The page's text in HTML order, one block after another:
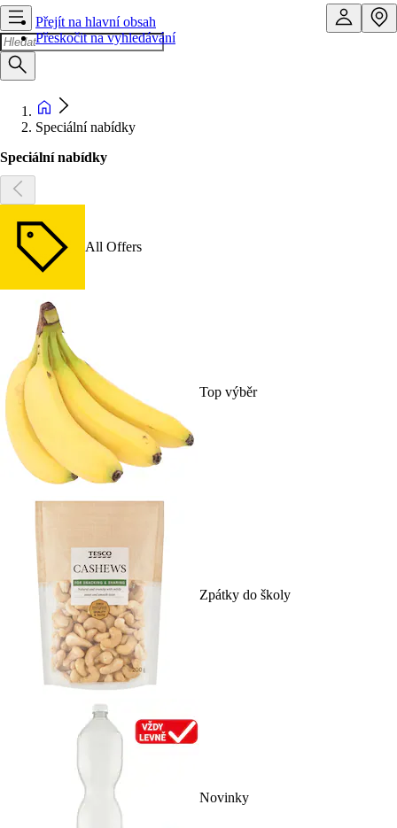
Přejít na hlavní obsah
Přeskočit na vyhledávání
Speciální nabídky
Speciální nabídky
All Offers
Top výběr
Zpátky do školy
Novinky